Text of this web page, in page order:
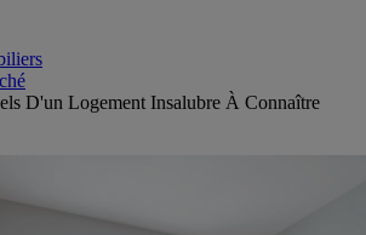
D'un Logement Insalubre À Connaître